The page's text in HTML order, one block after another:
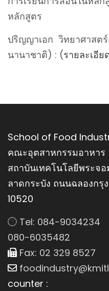
หลักสูตร
ปริญญาเอก วิทยาศาสต
นานาชาติ) : (รายละเอีย
School of Food
คณะอุตสาหกรรมอาหาร
สถาบันเทคโนโลยีพระจ
ลาดกระบัง ถนนฉลองกรุ
10520
Tel: 084-9034234
080-6035482
Fax: 02 329 8527
counter :